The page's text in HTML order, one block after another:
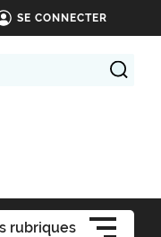
SE CONNECTER
rubriques